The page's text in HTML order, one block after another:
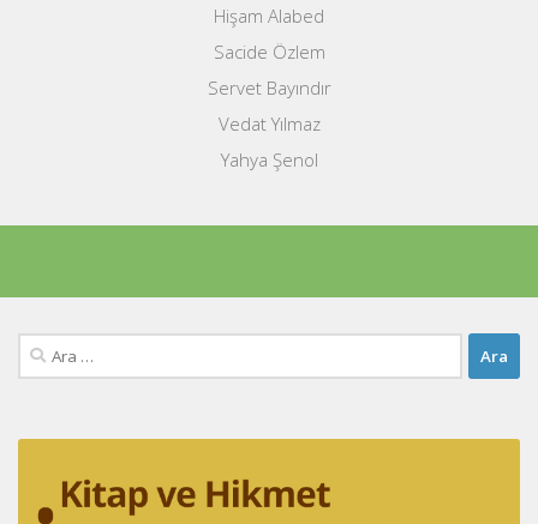
Hişam Alabed
Sacide Özlem
Servet Bayındır
Vedat Yılmaz
Yahya Şenol
Arama: